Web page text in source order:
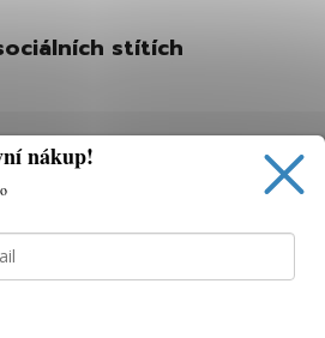
vám umožnili pohodlné
analýze webu neustále zlepšovat
stítích
nákup!